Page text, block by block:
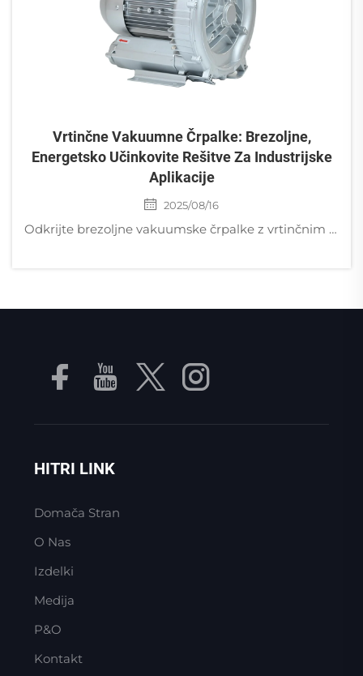
Vrtinčne Vakuumne Črpalke: Brezoljne,
Energetsko Učinkovite Rešitve Za Industrijske
Aplikacije
2025/08/16
Odkrijte brezoljne vakuumske črpalke z vrtinčnim tokom, ki so za 30–50 % učinkovitejše pri porabi energije, primerni za polprevodnike, medicinsko opremo in embalažo živil. Brez onesnaženja, tiho delovanje, svetovna podpora. Zahtevajte ponudbo že danes.
HITRI LINK
Domača Stran
O Nas
Izdelki
Medija
P&O
Kontakt